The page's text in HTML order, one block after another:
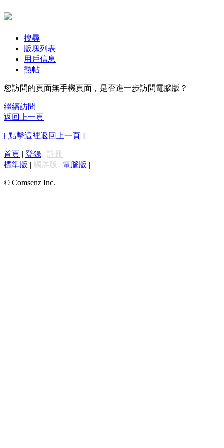
搜尋
版塊列表
用戶信息
熱帖
您訪問的頁面無手機頁面，是否進一步訪問電腦版？
繼續訪問
返回上一頁
[ 點擊這裡返回上一頁 ]
首頁 | 登錄 | 註冊
標準版 | 觸屏版 | 電腦版 |
© Comsenz Inc.